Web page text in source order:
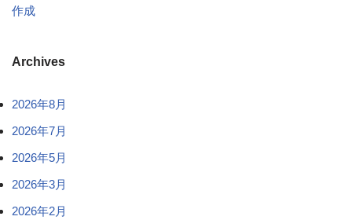
作成
Archives
2026年8月
2026年7月
2026年5月
2026年3月
2026年2月